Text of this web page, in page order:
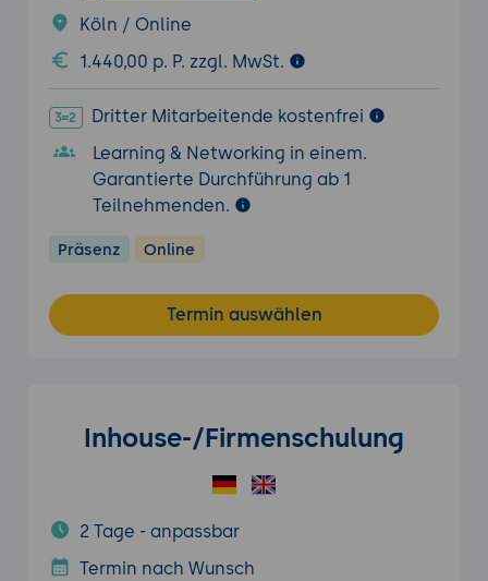
Köln / Online
1.440,00 p. P. zzgl. MwSt.
Dritter Mitarbeitende kostenfrei
Learning & Networking in einem.
Garantierte Durchführung ab 1
Teilnehmenden.
Präsenz Online
Termin auswählen
Inhouse-/Firmenschulung
2 Tage - anpassbar
Termin nach Wunsch